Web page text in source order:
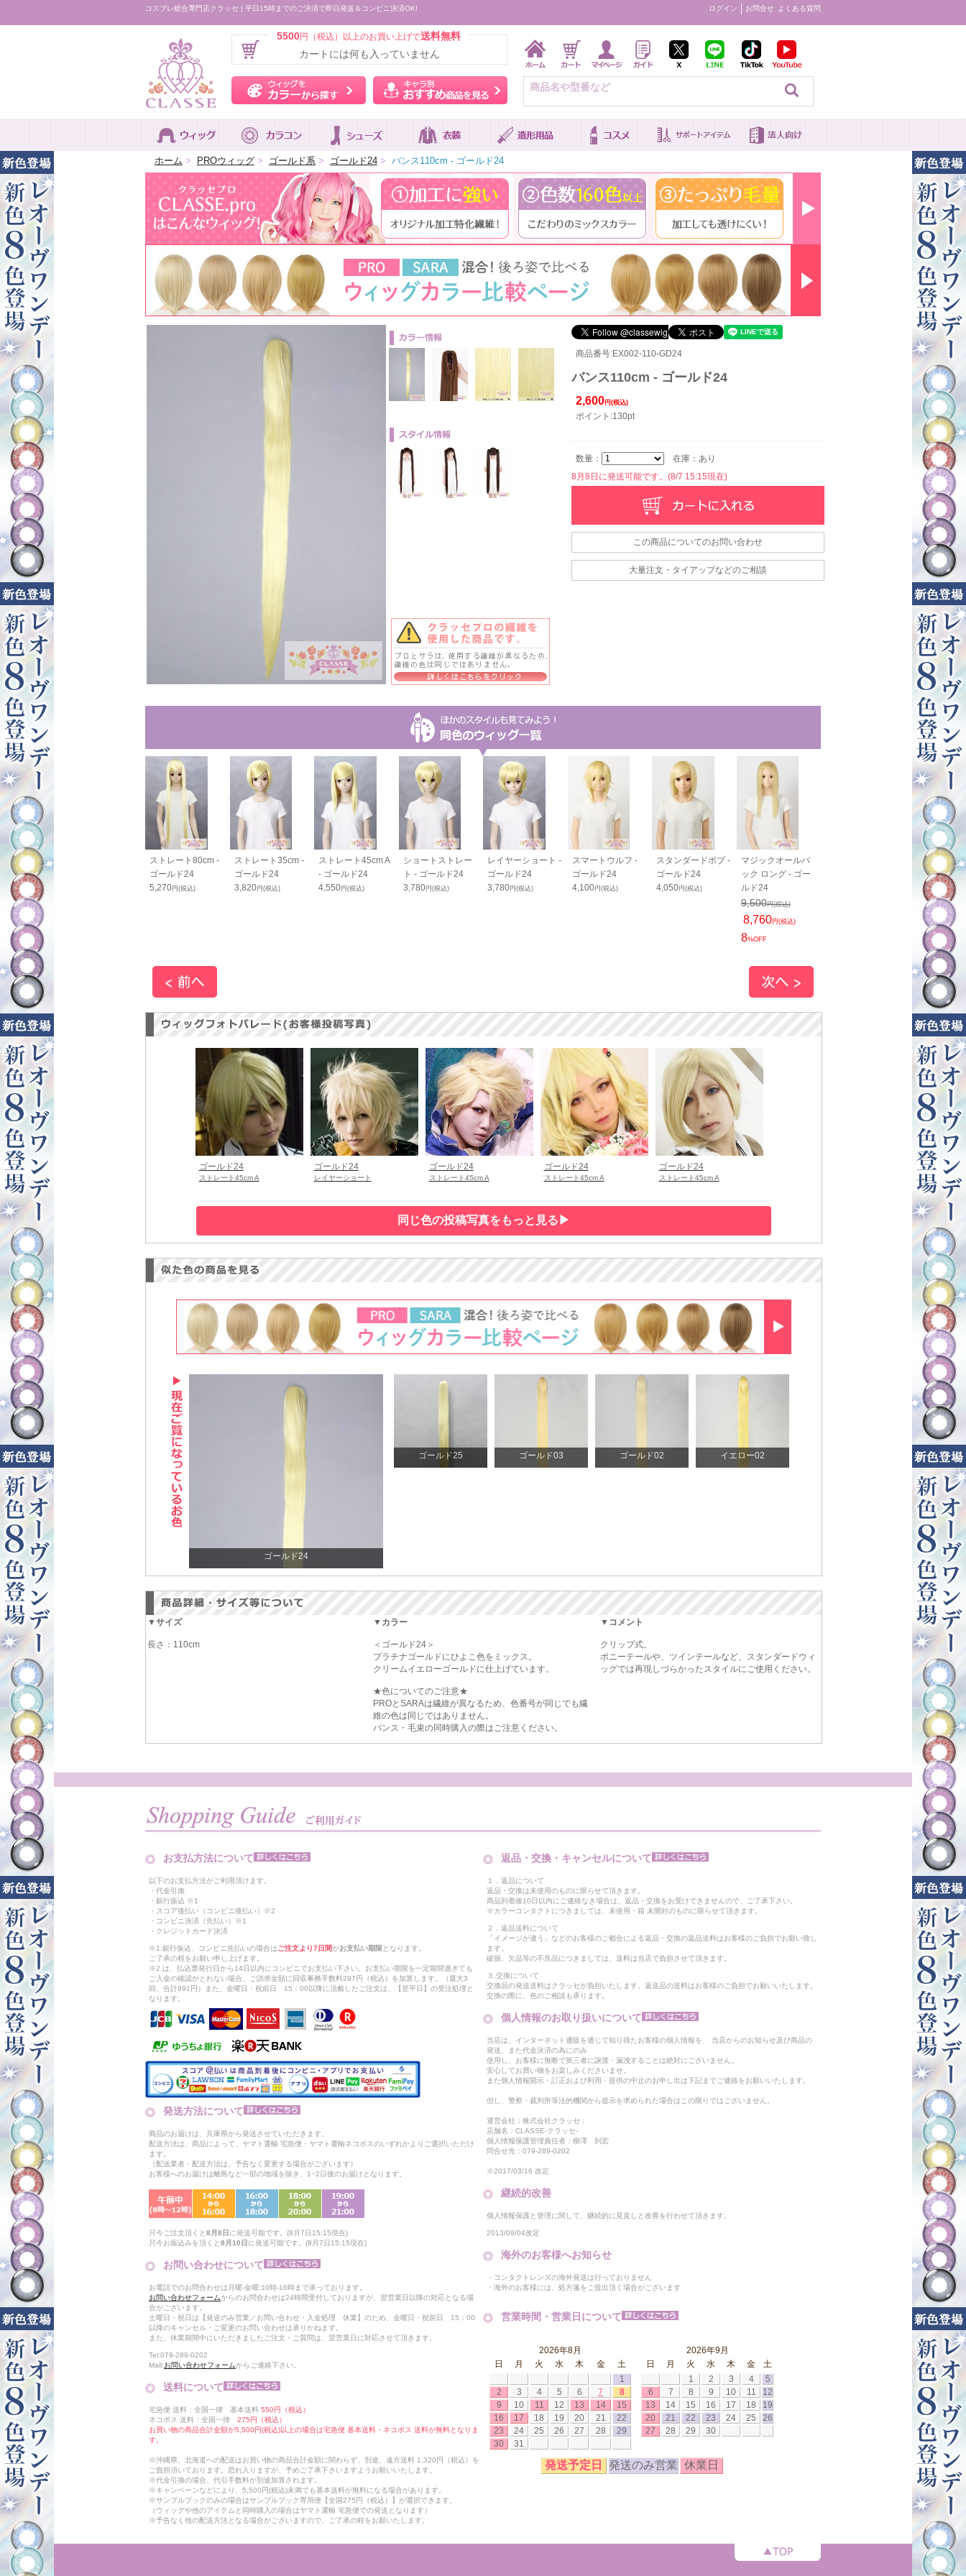
コスプレ総合専門店クラッセ | 平日15時までのご決済で即日発送＆コンビニ決済OK! ログイン お問合せ よくある質問
5500円（税込）以上のお買い上げで送料無料
カートには何も入っていません
ウィッグをカラーから探す キャラ別おすすめ商品を見る
ホーム > PROウィッグ > ゴールド系 > ゴールド24 > バンス110cm - ゴールド24
商品番号:EX002-110-GD24
バンス110cm - ゴールド24
2,600 円(税込)
ポイント:130pt
数量：
在庫：あり
8月8日に発送可能です。(8/7 15:15現在)
この商品についてのお問い合わせ
大量注文・タイアップなどのご相談
80cm - ゴー
円(税込)
ストレート80cm -
ゴールド24
5,270円(税込)
ストレート35cm -
ゴールド24
3,820円(税込)
ストレート45cm A
- ゴールド24
4,550円(税込)
ショートストレー
ト - ゴールド24
3,780円(税込)
レイヤーショート -
ゴールド24
3,780円(税込)
スマートウルフ -
ゴールド24
4,100円(税込)
スタンダードボブ -
ゴールド24
4,050円(税込)
マジックオールバ
ック ロング - ゴー
ルド24
9,500円(税込)
8,760円(税込)
8%OFF
PRO 生え際
N - ゴールド
2,350 円(税込)
1,800円(税込)
%OFF
ゴールド24
ストレート45cm A
ゴールド24
レイヤーショート
ゴールド24
ストレート45cm A
ゴールド24
ストレート45cm A
ゴールド24
ストレート45cm A
ゴールド24
ゴールド25 ゴールド03 ゴールド02 イエロー02
▼サイズ
長さ：110cm
▼カラー
＜ゴールド24＞
プラチナゴールドにひよこ色をミックス。
クリームイエローゴールドに仕上げています。
★色についてのご注意★
PROとSARAは繊維が異なるため、色番号が同じでも繊
維の色は同じではありません。
バンス・毛束の同時購入の際はご注意ください。
▼コメント
クリップ式。
ポニーテールや、ツインテールなど、スタンダードウィ
ッグでは再現しづらかったスタイルにご使用ください。
お支払方法について
以下のお支払方法がご利用頂けます。
・代金引換
・銀行振込 ※1
・スコア後払い（コンビニ後払い）※2
・コンビニ決済（先払い）※1
・クレジットカード決済
※1.銀行振込、コンビニ先払いの場合はご注文より7日間がお支払い期限 となります。
ご了承の程をお願い申し上げます。
※2.は、払込票発行日から14日以内にコンビニでお支払い下さい。お支払い期限を一定期間過ぎても
ご入金の確認がとれない場合、ご請求金額に回収事務手数料297円（税込）を加算します。（最大3
回、合計891円）また、金曜日・祝前日 15：00以降に頂戴したご注文は、【翌平日】の受注処理と
なります。
発送方法について
商品のお届けは、兵庫県から発送させていただきます。
配送方法は、商品によって、ヤマト運輸 宅急便・ヤマト運輸ネコポスのいずれかよりご選択いただけ
ます。
（配送業者・配送方法は、予告なく変更する場合がございます）
お客様へのお届けは離島など一部の地域を除き、1~2日後のお届けとなります。
只今ご注文頂くと8月8日 に発送可能です。(8月7日15:15現在)
只今お振込みを頂くと8月10日 に発送可能です。(8月7日15:15現在)
お問い合わせについて
お電話でのお問合わせは月曜-金曜:10時-16時まで承っております。
お問い合わせフォームからのお問合わせは24時間受付しておりますが、翌営業日以降の対応となる場
合がございます。
土曜日・祝日は【発送のみ営業／お問い合わせ・入金処理 休業】のため、金曜日・祝前日 15：00
以降のキャンセル・ご変更のお問い合わせは承りかねます。
また、休業期間中にいただきましたご注文・ご質問は、翌営業日に対応させて頂きます。
Tel:079-289-0202
Mail:お問い合わせフォームからご連絡下さい。
送料について
宅急便 送料：全国一律 基本送料 550円（税込）
ネコポス 送料：全国一律 275円（税込）
お買い物の商品合計金額が5,500円(税込)以上の場合は宅急便 基本送料・ネコポス 送料が無料となりま
す。
※沖縄県、北海道への配送はお買い物の商品合計金額に関わらず、別途、遠方送料 1,320円（税込）を
ご負担頂いております。恐れ入りますが、予めご了承下さいますようお願いいたします。
※代金引換の場合、代引手数料が別途加算されます。
※キャンペーンなどにより、5,500円(税込)未満でも基本送料が無料になる場合があります。
※サンプルブックのみの場合はサンプルブック専用便【全国275円（税込）】が選択できます。
（ウィッグや他のアイテムと同時購入の場合はヤマト運輸 宅急便での発送となります）
※予告なく他の配送方法となる場合がございますので、ご了承の程をお願いたします。
返品・交換・キャンセルについて
１．返品について
返品・交換は未使用のものに限らせて頂きます。
商品到着後10日以内にご連絡なき場合は、返品・交換をお受けできませんので、ご了承下さい。
※カラーコンタクトにつきましては、未使用・箱 未開封のものに限らせて頂きます。
２．返品送料について
「イメージが違う」などのお客様のご都合による返品・交換の返品送料はお客様のご負担でお願い致し
ます。
破損、欠品等の不良品につきましては、送料は当店で負担させて頂きます。
３.交換について
交換品の発送送料はクラッセが負担いたします。返送品の送料はお客様のご負担でお願いいたします。
交換の際に、色のご相談も承ります。
個人情報のお取り扱いについて
当店は、インターネット通販を通じて知り得たお客様の個人情報を、 当店からのお知らせ及び商品の
発送、また代金決済の為にのみ
使用し、お客様に無断で第三者に譲渡・漏洩することは絶対にございません。
安心してお買い物をお楽しみくださいませ。
また個人情報開示・訂正および利用・提供の中止のお申し出は下記までご連絡をお願いいたします。
但し、警察・裁判所等法的機関から提示を求められた場合はこの限りではございません。
運営会社：株式会社クラッセ：
店舗名：CLASSE-クラッセ-
個人情報保護管理責任者：柳澤 到宏
問合せ先：079-289-0202
※2017/03/16 改定
継続的改善
個人情報保護と管理に関して、継続的に見直しと改善を行わせて頂きます。
2013/09/04改定
海外のお客様へお知らせ
・コンタクトレンズの海外発送は行っておりません
・海外のお客様には、処方箋をご提出頂く場合がございます
営業時間・営業日について
2026年8月
日
月 火 水 木 金
土
1
2
3 4 5 6 7
8
9
10 11 12 13 14
15
16
17 18 19 20 21
22
23
24 25 26 27 28
29
30
31
2026年9月
日
月 火 水 木 金
土
1
2 3 4
5
6
7 8 9 10 11
12
13
14 15 16 17 18
19
20
21 22 23 24 25
26
27
28 29 30
発送予定日 発送のみ営業 休業日